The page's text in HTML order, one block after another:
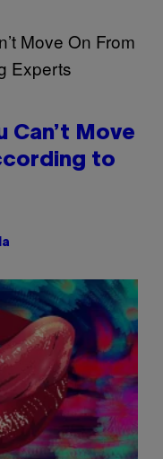
Can’t Move
to